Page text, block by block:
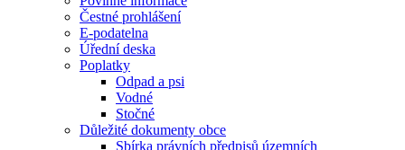
Čestné prohlášení
E-podatelna
Úřední deska
Poplatky
Odpad a psi
Vodné
Stočné
Důležité dokumenty obce
Sbírka právních předpisů územních